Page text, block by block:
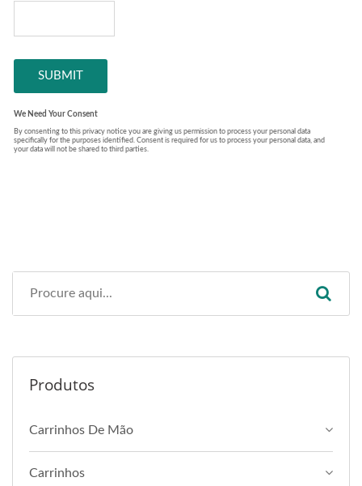
Produtos
Carrinhos De Mão
Carrinhos